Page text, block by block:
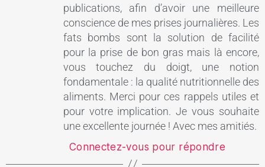
publications, afin d’avoir une meilleure
conscience de mes prises journalières. Les
fats bombs sont la solution de facilité
pour la prise de bon gras mais là encore,
vous touchez du doigt, une notion
fondamentale : la qualité nutritionnelle des
aliments. Merci pour ces rappels utiles et
pour votre implication. Je vous souhaite
une excellente journée ! Avec mes amitiés.
Connectez-vous pour répondre